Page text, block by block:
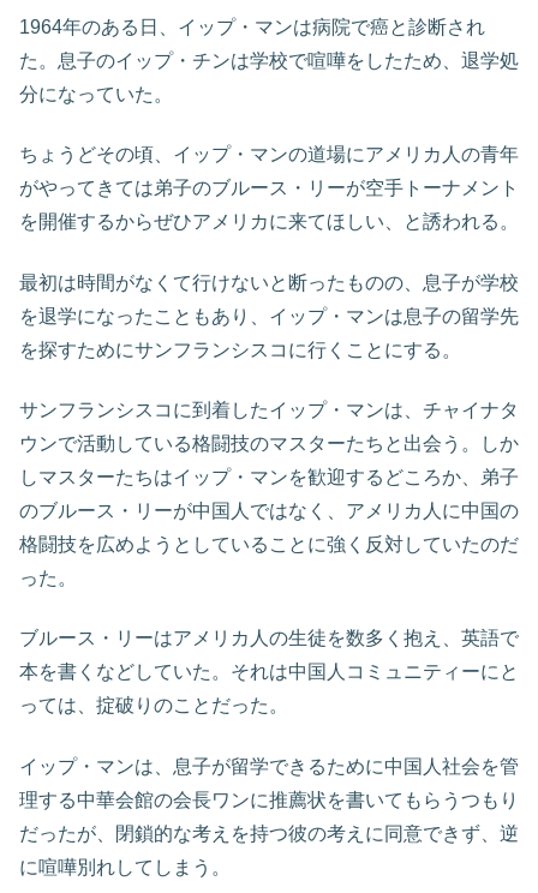
1964年のある日、イップ・マンは病院で癌と診断され
た。息子のイップ・チンは学校で喧嘩をしたため、退学処
分になっていた。
ちょうどその頃、イップ・マンの道場にアメリカ人の青年
がやってきては弟子のブルース・リーが空手トーナメント
を開催するからぜひアメリカに来てほしい、と誘われる。
最初は時間がなくて行けないと断ったものの、息子が学校
を退学になったこともあり、イップ・マンは息子の留学先
を探すためにサンフランシスコに行くことにする。
サンフランシスコに到着したイップ・マンは、チャイナタ
ウンで活動している格闘技のマスターたちと出会う。しか
しマスターたちはイップ・マンを歓迎するどころか、弟子
のブルース・リーが中国人ではなく、アメリカ人に中国の
格闘技を広めようとしていることに強く反対していたのだ
った。
ブルース・リーはアメリカ人の生徒を数多く抱え、英語で
本を書くなどしていた。それは中国人コミュニティーにと
っては、掟破りのことだった。
イップ・マンは、息子が留学できるために中国人社会を管
理する中華会館の会長ワンに推薦状を書いてもらうつもり
だったが、閉鎖的な考えを持つ彼の考えに同意できず、逆
に喧嘩別れしてしまう。